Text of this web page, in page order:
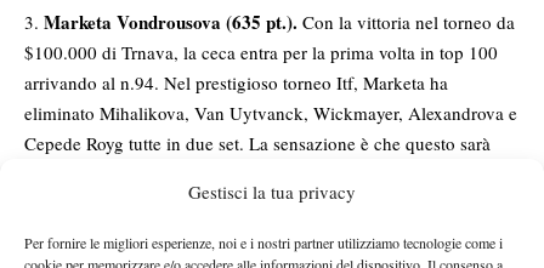
Gestisci la tua privacy
Per fornire le migliori esperienze, noi e i nostri partner utilizziamo tecnologie come i
Marketa Vondrousova (635 pt.). Con la vittoria nel torneo da
$100.000 di Trnava, la ceca entra per la prima volta in top 100
arrivando al n.94. Nel prestigioso torneo Itf, Marketa ha
eliminato Mihalikova, Van Uytvanck, Wickmayer, Alexandrova e
Cepede Royg tutte in due set. La sensazione è che questo sarà
ceca che si spinge fino al secondo turno battendo al tiebreak del